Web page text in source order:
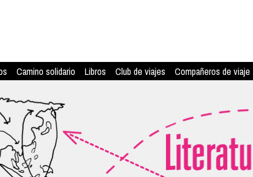
Camino solidario Libros Club de viajes Compañeros de viaje